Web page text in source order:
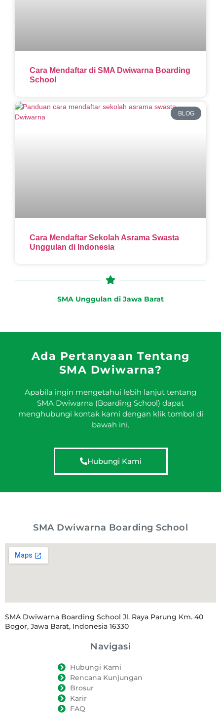
Cara Mendaftar di SMA Dwiwarna Boarding
School
BLOG
Cara Mendaftar Sekolah Asrama Swasta
Unggulan di Indonesia
SMA Unggulan di Jawa Barat
Ada Pertanyaan Tentang
SMA Dwiwarna?
Apabila ingin mengetahui lebih lanjut tentang
SMA Dwiwarna (Boarding School) dapat
menghubungi kontak kami dengan klik tombol di
bawah ini.
Hubungi Kami
SMA Dwiwarna Boarding School
SMA Dwiwarna Boarding School Jl. Raya Parung Km. 40
Bogor, Jawa Barat, Indonesia 16330
Navigasi
Hubungi Kami
Rencana Kunjungan
Brosur
Karir
FAQ